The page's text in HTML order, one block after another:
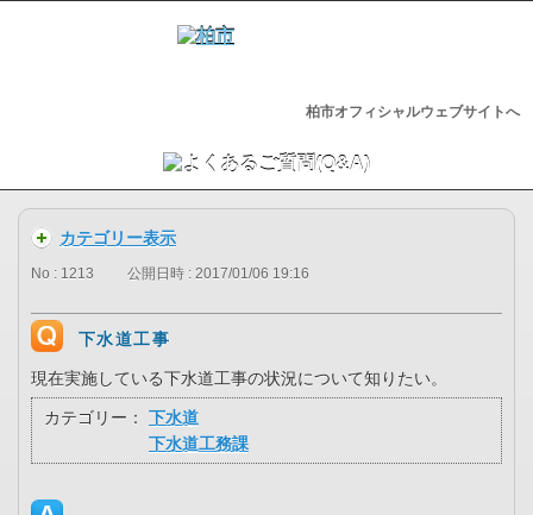
柏市オフィシャルウェブサイトへ
カテゴリー表示
No : 1213 公開日時 : 2017/01/06 19:16
下水道工事
現在実施している下水道工事の状況について知りたい。
カテゴリー：
下水道
下水道工務課